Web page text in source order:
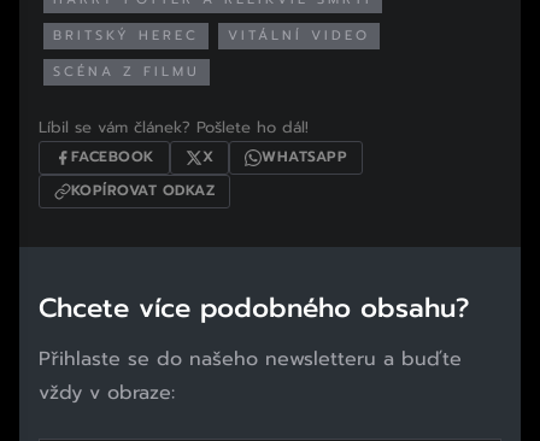
BRITSKÝ HEREC
VITÁLNÍ VIDEO
SCÉNA Z FILMU
Líbil se vám článek? Pošlete ho dál!
FACEBOOK X
WHATSAPP
KOPÍROVAT ODKAZ
Chcete více podobného obsahu?
Přihlaste se do našeho newsletteru a buďte
vždy v obraze: